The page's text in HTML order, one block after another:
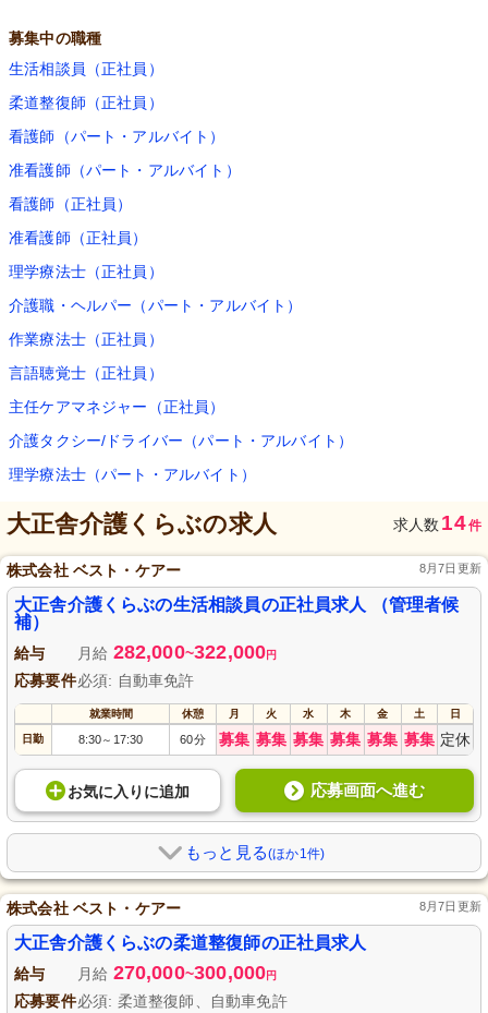
募集中の職種
生活相談員（正社員）
柔道整復師（正社員）
看護師（パート・アルバイト）
准看護師（パート・アルバイト）
看護師（正社員）
准看護師（正社員）
理学療法士（正社員）
介護職・ヘルパー（パート・アルバイト）
作業療法士（正社員）
言語聴覚士（正社員）
主任ケアマネジャー（正社員）
介護タクシー/ドライバー（パート・アルバイト）
理学療法士（パート・アルバイト）
大正舎介護くらぶの求人 求人数 14件
株式会社 ベスト・ケアー 8月7日更新
大正舎介護くらぶの生活相談員の正社員求人 （管理者候
補）
給与 月給 282,000~322,000円
応募要件必須: 自動車免許
就業時間 休憩 月 火 水 木 金 土 日
日勤 8:30～ 17:30 60分 募集 募集 募集 募集 募集 募集 定休
お気に入り に追加 応募画面へ進む
もっと見る(ほか1件)
株式会社 ベスト・ケアー 8月7日更新
大正舎介護くらぶの柔道整復師の正社員求人
給与 月給 270,000~300,000円
応募要件必須: 柔道整復師、自動車免許